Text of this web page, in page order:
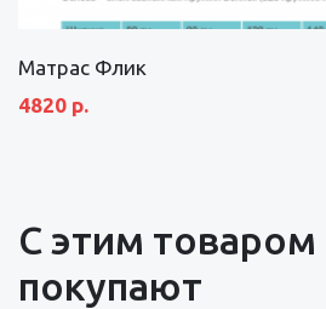
Матрас Флик
4820 р.
С этим товаром
покупают